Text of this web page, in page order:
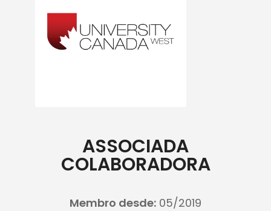
ASSOCIADA
COLABORADORA
Membro desde: 05/2019